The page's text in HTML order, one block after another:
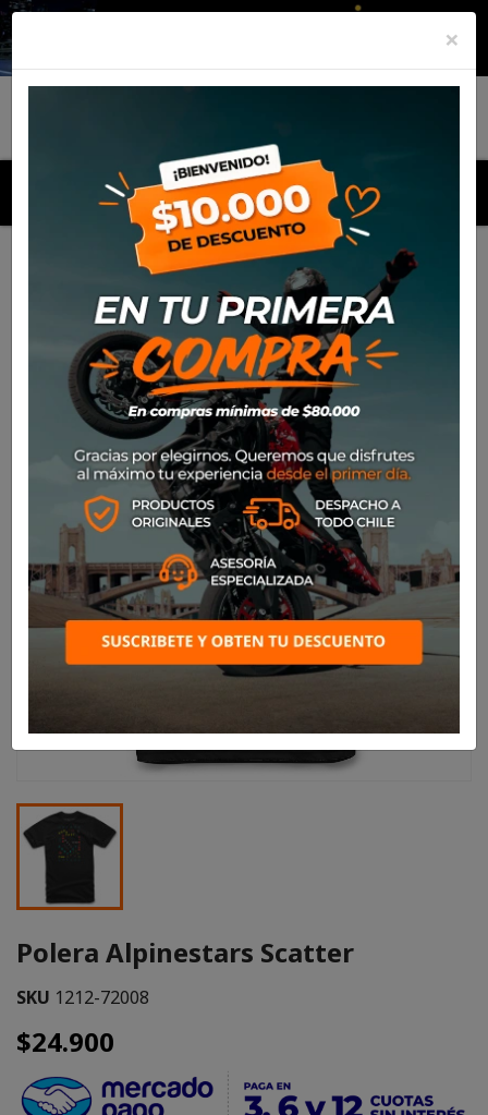
MENU
Productos Polera Alpinestars Scatter
Polera Alpinestars Scatter
SKU 1212-72008
$24.900
×